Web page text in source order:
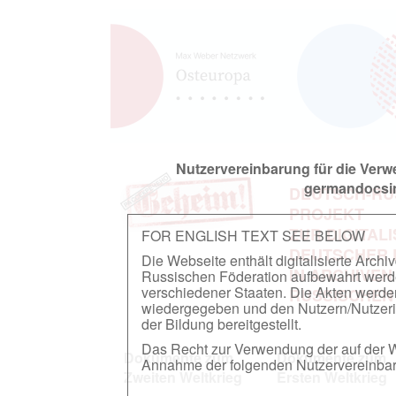
Nutzervereinbarung für die
FOR ENGLISH TEXT SEE BELOW
Die Webseite enthält digitalisierte
Russischen Föderation aufbewahrt
verschiedener Staaten. Die Akten
wiedergegeben und den Nutzern/
der Bildung bereitgestellt.
Das Recht zur Verwendung der auf der
Annahme der folgenden
DEUTSCH-
PROJEKT
ZUR
DEUTSCHER
IN
Dokumente zum
Zweiten Weltkrieg
Dokumente zum
Ersten Weltkrieg